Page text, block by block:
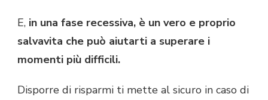
E, in una fase recessiva, è un vero e proprio
salvavita che può aiutarti a superare i
momenti più difficili.
Disporre di risparmi ti mette al sicuro in caso di